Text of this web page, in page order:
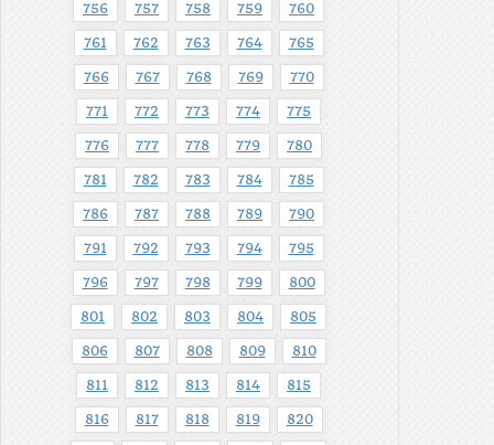
756 757 758 759 760
761 762 763 764 765
766 767 768 769 770
771 772 773 774 775
776 777 778 779 780
781 782 783 784 785
786 787 788 789 790
791 792 793 794 795
796 797 798 799 800
801 802 803 804 805
806 807 808 809 810
811 812 813 814 815
816 817 818 819 820